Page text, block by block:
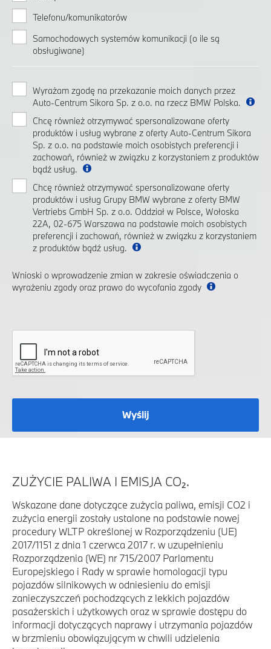
Telefonu/komunikatorów
Samochodowych systemów komunikacji (o ile są
obsługiwane)
Wyrażam zgodę na przekazanie moich danych przez
Auto-Centrum Sikora Sp. z o.o. na rzecz BMW Polska.
Chcę również otrzymywać spersonalizowane oferty
produktów i usług wybrane z oferty Auto-Centrum Sikora
Sp. z o.o. na podstawie moich osobistych preferencji i
zachowań, również w związku z korzystaniem z produktów
bądź usług.
Chcę również otrzymywać spersonalizowane oferty
produktów i usług Grupy BMW wybrane z oferty BMW
Vertriebs GmbH Sp. z o.o. Oddział w Polsce, Wołoska
22A, 02-675 Warszawa na podstawie moich osobistych
preferencji i zachowań, również w związku z korzystaniem
z produktów bądź usług.
Wnioski o wprowadzenie zmian w zakresie oświadczenia o
wyrażeniu zgody oraz prawo do wycofania zgody
Wyślij
ZUŻYCIE PALIWA I EMISJA CO₂.
Wskazane dane dotyczące zużycia paliwa, emisji CO2 i
zużycia energii zostały ustalone na podstawie nowej
procedury WLTP określonej w Rozporządzeniu (UE)
2017/1151 z dnia 1 czerwca 2017 r. w uzupełnieniu
Rozporządzenia (WE) nr 715/2007 Parlamentu
Europejskiego i Rady w sprawie homologacji typu
pojazdów silnikowych w odniesieniu do emisji
zanieczyszczeń pochodzących z lekkich pojazdów
pasażerskich i użytkowych oraz w sprawie dostępu do
informacji dotyczących naprawy i utrzymania pojazdów
w brzmieniu obowiązującym w chwili udzielenia